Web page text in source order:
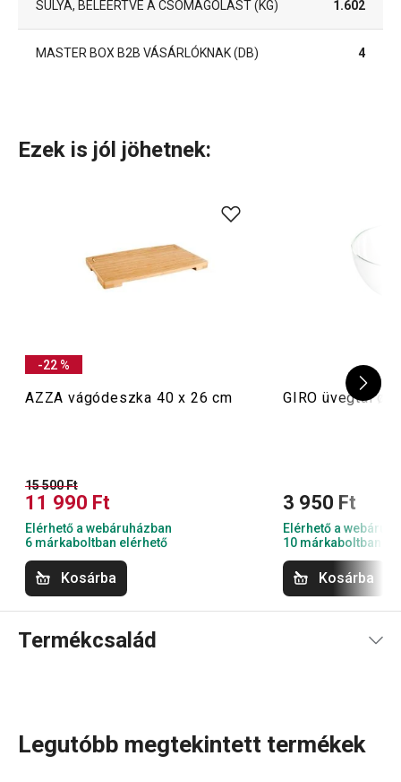
SÚLYA, BELEÉRTVE A CSOMAGOLÁST (KG) 1.602
MASTER BOX B2B VÁSÁRLÓKNAK (DB) 4
Ezek is jól jöhetnek:
-22 %
AZZA vágódeszka 40 x 26 cm
15 500 Ft
11 990 Ft
Elérhető a webáruházban
6 márkaboltban elérhető
Kosárba
GIRO üvegtál ø
3 950 Ft
Elérhető a
10 márkaboltban
Kosárba
Termékcsalád
Legutóbb megtekintett termékek